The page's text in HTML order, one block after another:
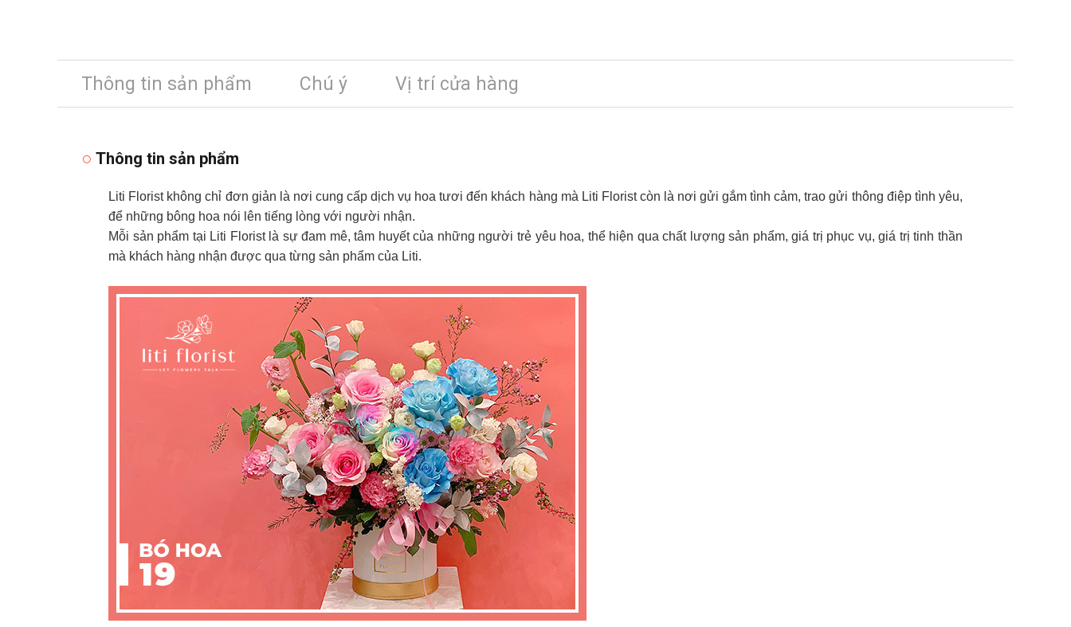
Thông tin sản phẩm Chú ý Vị trí cửa hàng
Thông tin sản phẩm
Liti Florist không chỉ đơn giản là nơi cung cấp dịch vụ hoa tươi đến khách hàng mà Liti Florist còn là nơi gửi gắm tình cảm, trao gửi thông điệp tình yêu,
để những bông hoa nói lên tiếng lòng với người nhận.
Mỗi sản phẩm tại Liti Florist là sự đam mê, tâm huyết của những người trẻ yêu hoa, thể hiện qua chất lượng sản phẩm, giá trị phục vụ, giá trị tinh thần
mà khách hàng nhận được qua từng sản phẩm của Liti.